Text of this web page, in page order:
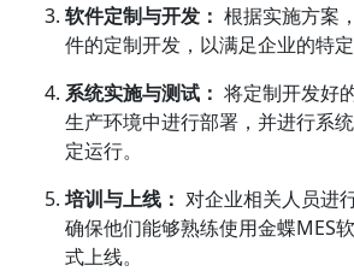
软件定制与开发： 根据实施方案
件的定制开发，以满足企业的特定
系统实施与测试： 将定制开发好
生产环境中进行部署，并进行系
定运行。
培训与上线： 对企业相关人员进
确保他们能够熟练使用金蝶MES
式上线。